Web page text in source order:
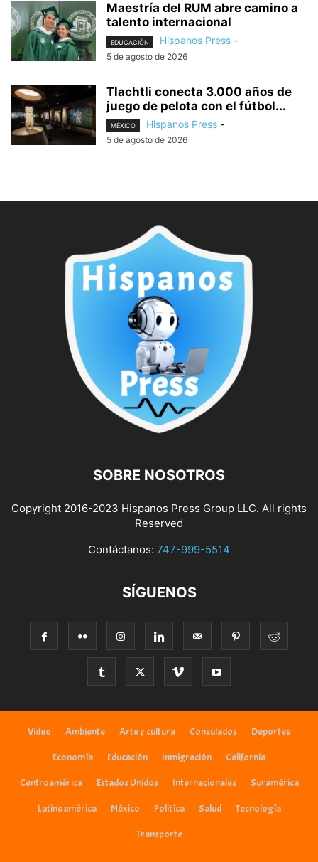
Maestría del RUM abre camino a
talento internacional
EDUCACIÓN Hispanos Press -
5 de agosto de 2026
Tlachtli conecta 3.000 años de
juego de pelota con el fútbol...
MÉXICO Hispanos Press -
5 de agosto de 2026
SOBRE NOSOTROS
Copyright 2016-2023 Hispanos Press Group LLC. All rights
Reserved
Contáctanos: 747-999-5514
SÍGUENOS
Video Ambiente Arte y cultura Consulados Deportes
Economía Educación Inmigración California
Centroamérica Estados Unidos Internacionales Suramérica
Latinoamérica México Politíca Salud Tecnología
Transporte